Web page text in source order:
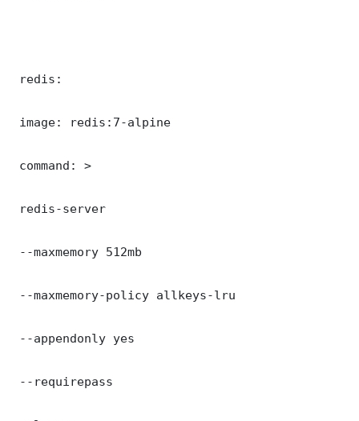
redis:
image: redis:7-alpine
command: >
redis-server
--maxmemory 512mb
--maxmemory-policy allkeys-lru
--appendonly yes
--requirepass